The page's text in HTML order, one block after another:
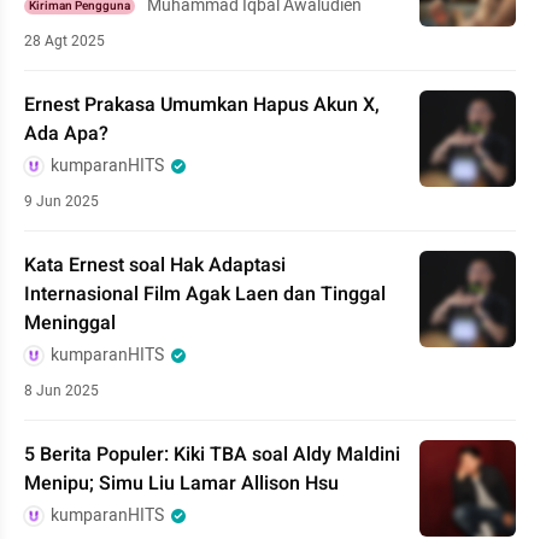
Kiriman Pengguna Muhammad Iqbal Awaludien
28 Agt 2025
Ernest Prakasa Umumkan Hapus Akun X,
Ada Apa?
kumparanHITS
9 Jun 2025
Kata Ernest soal Hak Adaptasi
Internasional Film Agak Laen dan Tinggal
Meninggal
kumparanHITS
8 Jun 2025
5 Berita Populer: Kiki TBA soal Aldy Maldini
Menipu; Simu Liu Lamar Allison Hsu
kumparanHITS